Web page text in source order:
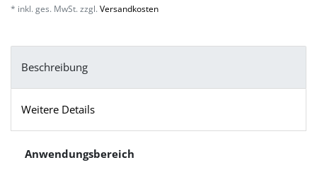
* inkl. ges. MwSt. zzgl. Versandkosten
Beschreibung
Weitere Details
Anwendungsbereich